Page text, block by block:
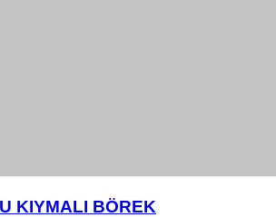
KIYMALI BÖREK